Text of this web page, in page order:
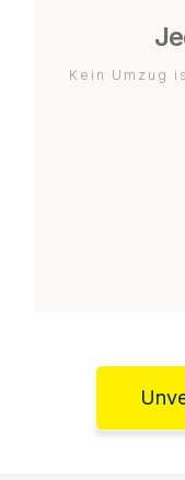
Kein Umzug